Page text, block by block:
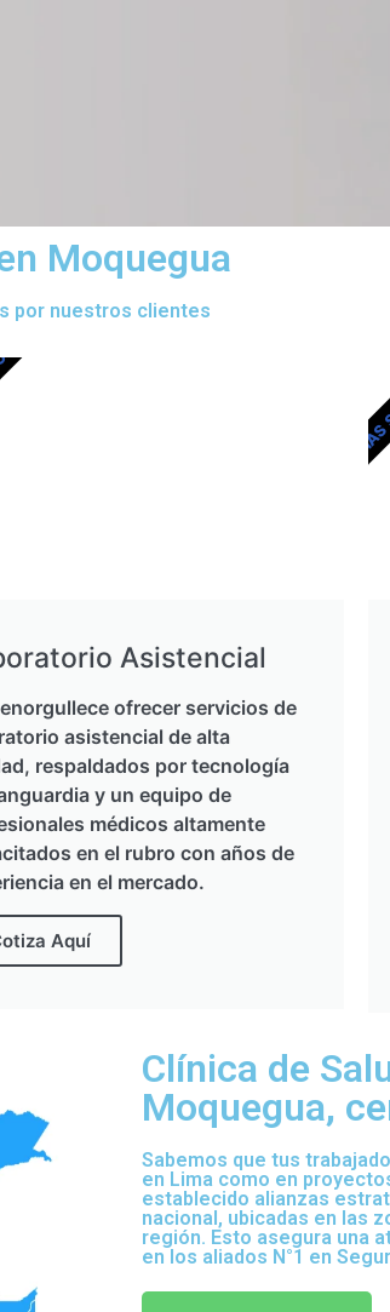
Moquegua
por nuestros clientes
Asistencial
ofrecer servicios de
asistencial de alta
respaldados por tecnología
y un equipo de
médicos altamente
en el rubro con años de
en el mercado.
Aquí
Clínica de
Moquegua,
Sabemos que tus
en Lima como en
establecido alianzas
nacional, ubicadas en las
región. Esto asegura una
en los aliados N°1 en